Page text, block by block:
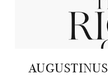
AUGUSTINUS